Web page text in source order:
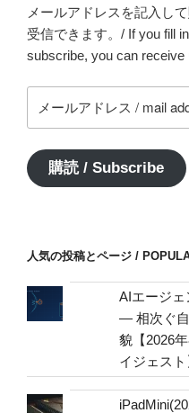
メールアドレスを記入し
受信できます。/ If you fill
subscribe, you can receive
ー
ア
ド
address
購読 / Subscribe
人気の投稿とページ /
AIエージ
— 相次ぐ自
貌【2026
イジェスト